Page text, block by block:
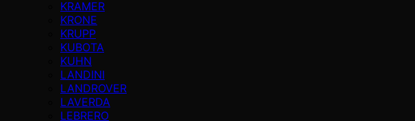
KRAMER
KRONE
KRUPP
KUBOTA
KUHN
LANDINI
LANDROVER
LAVERDA
LEBRERO